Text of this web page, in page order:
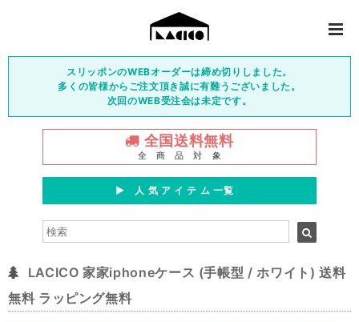
スリッポンのWEBオーダーは締め切りしました。
多くの皆様からご注文頂き誠に有難うございました。
次回のWEB受注会は未定です。
全国送料無料
全 商 品 対 象
▶︎ 人 気 ア イ テ ム 一覧
LACICO 家家iphoneケース (手帳型 / ホワイト) 送料
無料 ラッピング無料